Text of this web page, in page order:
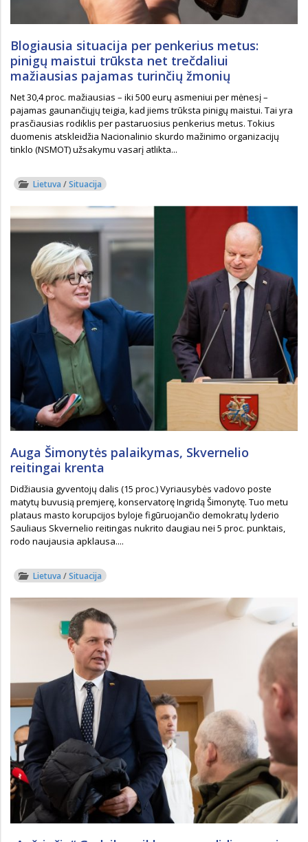
Blogiausia situacija per penkerius metus:
pinigų maistui trūksta net trečdaliui
mažiausias pajamas turinčių žmonių
Net 30,4 proc. mažiausias – iki 500 eurų asmeniui per mėnesį –
pajamas gaunančiųjų teigia, kad jiems trūksta pinigų maistui. Tai yra
prasčiausias rodiklis per pastaruosius penkerius metus. Tokius
duomenis atskleidžia Nacionalinio skurdo mažinimo organizacijų
tinklo (NSMOT) užsakymu vasarį atlikta...
Lietuva /Situacija
Auga Šimonytės palaikymas, Skvernelio
reitingai krenta
Didžiausia gyventojų dalis (15 proc.) Vyriausybės vadovo poste
matytų buvusią premjerę, konservatorę Ingridą Šimonytę. Tuo metu
plataus masto korupcijos byloje figūruojančio demokratų lyderio
Sauliaus Skvernelio reitingas nukrito daugiau nei 5 proc. punktais,
rodo naujausia apklausa....
Lietuva /Situacija